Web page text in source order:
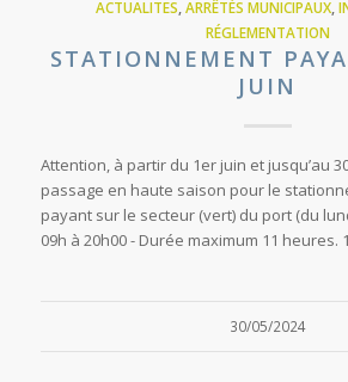
ACTUALITES,ARRÊTÉS MUNICIPAUX,
RÉGLEMENTATION
STATIONNEMENT
JUIN
Attention, à partir du 1er juin et jusqu’au
passage en haute saison pour le
payant sur le secteur (vert) du port (du
09h à 20h00 - Durée maximum 11
30/05/2024